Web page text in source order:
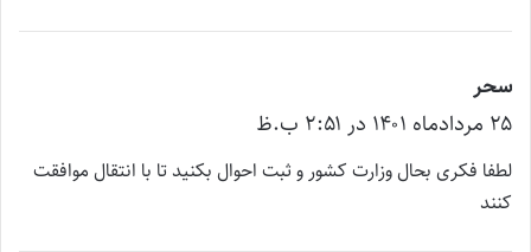
سحر
ف
ت
۲۵ مرداد‌ماه ۱۴۰۱ در ۲:۵۱ ب.ظ
لطفا فکری بحال وزارت کشور و ثبت احوال بکنید تا با انتقال موافقت
کنند